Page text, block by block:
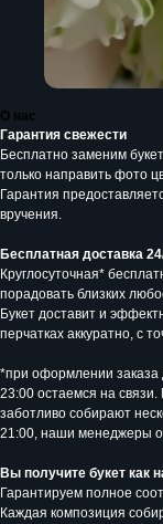
О нас
Гарантия свежести
Бесплатно заменим
только направить фото
Гарантия
вручения.
Бесплатная доставка
Круглосуточная*
порадовать близких
Букет доставит и
перчатках аккуратно, с
*при оформлении
23:00 остаемся на
заботливо собирают
21:00, наши менеджеры
Вы получите букет как
Гарантируем полное
Каждая композиция